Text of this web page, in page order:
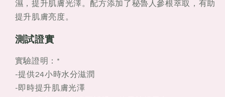
濕，提升肌膚光澤。配方添加了秘魯人參根萃取，有助
提升肌膚亮度。
測試證實
實驗證明：*
-提供24小時水分滋潤
-即時提升肌膚光澤